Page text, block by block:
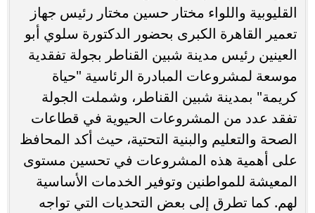
القليوبية واللواء مختار حسين مختار رئيس جهاز
تعمير القاهرة الكبرى بحضور الدكتورة سلوي أبو
العينين رئيس مدينة شبين القناطر بجولة تفقدية
موسعة لمشروعات المبادرة الرئاسية "حياة
كريمة" بمدينة شبين القناطر، وشملت الجولة
تفقد عدد من المشروعات الحيوية في قطاعات
الصحة والتعليم والبنية التحتية، حيث أكد المحافظ
على أهمية هذه المشروعات في تحسين مستوى
المعيشة للمواطنين وتوفير الخدمات الأساسية
لهم. كما تطرق إلى بعض التحديات التي تواجه